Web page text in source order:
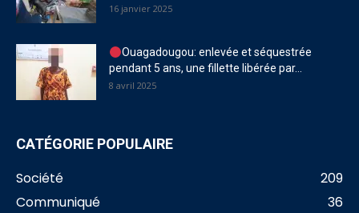
16 janvier 2025
Ouagadougou: enlevée et séquestrée
pendant 5 ans, une fillette libérée par...
8 avril 2025
CATÉGORIE POPULAIRE
Société
209
Communiqué
36